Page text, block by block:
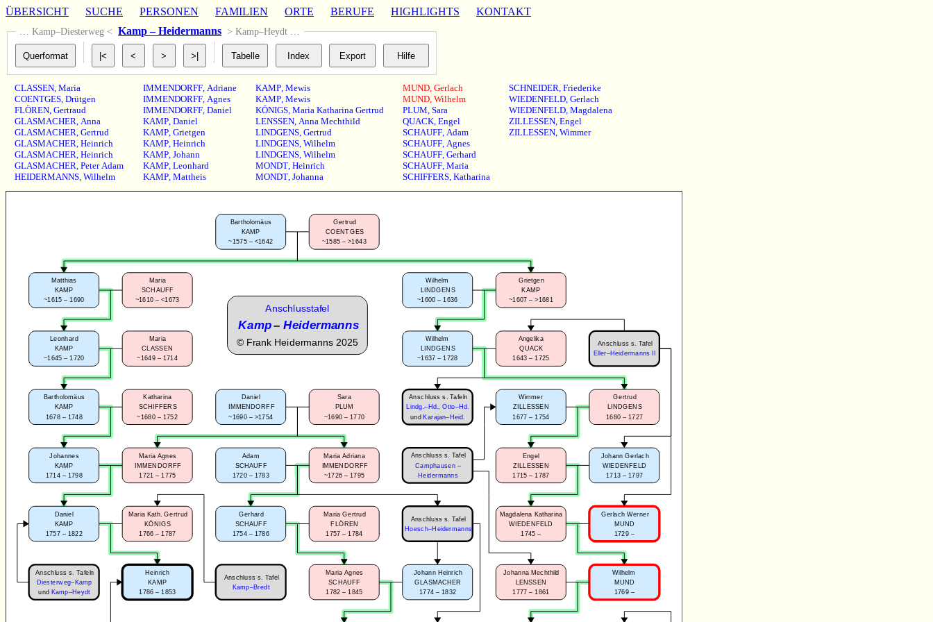
ÜBERSICHT SUCHE PERSONEN FAMILIEN ORTE BERUFE HIGHLIGHTS KONTAKT
… Kamp–Diesterweg < Kamp – Heidermanns > Kamp–Heydt …
CLASSEN ,Maria
COENTGES ,Drütgen
FLÖREN ,Gertraud
GLASMACHER Anna
GLASMACHER ,Gertrud
GLASMACHER ,Heinrich
GLASMACHER ,Heinrich
GLASMACHER ,Peter Adam
HEIDERMANNS ,Wilhelm
IMMENDORFF, Adriane
IMMENDORFF, Agnes
IMMENDORFF, Daniel
KAMP, Daniel
KAMP, Grietgen
KAMP, Heinrich
KAMP, Johann
KAMP, Leonhard
KAMP, Mattheis
KAMP, Mewis
KAMP, Mewis
KÖNIGS, Maria Katharina Gertrud
LENSSEN, Anna Mechthild
LINDGENS, Gertrud
LINDGENS, Wilhelm
LINDGENS, Wilhelm
MONDT, Heinrich
MONDT, Johanna
MUND, Gerlach
MUND, Wilhelm
PLUM Sara
QUACK, Engel
SCHAUFF, Adam
SCHAUFF, Agnes
SCHAUFF, Gerhard
SCHAUFF, Maria
SCHIFFERS, Katharina
SCHNEIDER Friederike
WIEDENFELD, Gerlach
WIEDENFELD, Magdalena
ZILLESSEN, Engel
ZILLESSEN, Wimmer
Heinrich
KAMP
1786 – 1853
Daniel
KAMP
1757 – 1822
Maria Kath. Gertrud
KÖNIGS
1766 – 1787
Johannes
KAMP
1714 – 1798
Maria Agnes
IMMENDORFF
1721 – 1775
Daniel
IMMENDORFF
~1690 – >1754
Sara
PLUM
~1690 – 1770
Adam
SCHAUFF
1720 – 1783
Maria Adriana
IMMENDORFF
~1726 – 1795
Gerhard
SCHAUFF
1754 – 1786
Maria Gertrud
FLÖREN
1757 – 1784
Johann Heinrich
GLASMACHER
1774 – 1832
Maria Agnes
SCHAUFF
1782 – 1845
Bartholomäus
KAMP
1678 – 1748
Katharina
SCHIFFERS
~1680 – 1752
Leonhard
KAMP
~1645 – 1720
Maria
CLASSEN
~1649 – 1714
Matthias
KAMP
~1615 – 1690
Maria
SCHAUFF
~1610 – <1673
Bartholomäus
KAMP
~1575 – <1642
Gertrud
COENTGES
~1585 – >1643
Wimmer
ZILLESSEN
1677 – 1754
Gertrud
LINDGENS
1680 – 1727
Johann Gerlach
WIEDENFELD
1713 – 1797
Engel
ZILLESSEN
1715 – 1787
Gerlach Werner
MUND
1729 –
Magdalena Katharina
WIEDENFELD
1745 –
Wilhelm
MUND
1769 –
Johanna Mechthild
LENSSEN
1777 – 1861
Wilhelm
LINDGENS
~1637 – 1728
Angelika
QUACK
1643 – 1725
Wilhelm
LINDGENS
~1600 – 1636
Grietgen
KAMP
~1607 – >1681
Anschluss s. Tafel
Eller–Heidermanns II
Anschluss s. Tafel
Camphausen –
Heidermanns
Anschluss s. Tafel
Hoesch–Heidermanns
Anschluss s. Tafeln
Diesterweg–Kamp
undKamp–Heydt
Anschluss s. Tafeln
Lindg.–Hd., Otto–Hd.
undKarajan–Heid.
Anschluss s. Tafel
Kamp–Bredt
Anschlusstafel
Kamp–Heidermanns
© Frank Heidermanns 2025